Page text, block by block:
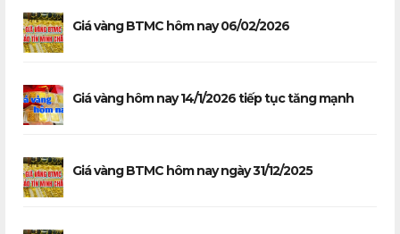
Giá vàng BTMC hôm nay 06/02/2026
Giá vàng hôm nay 14/1/2026 tiếp tục tăng mạnh
Giá vàng BTMC hôm nay ngày 31/12/2025